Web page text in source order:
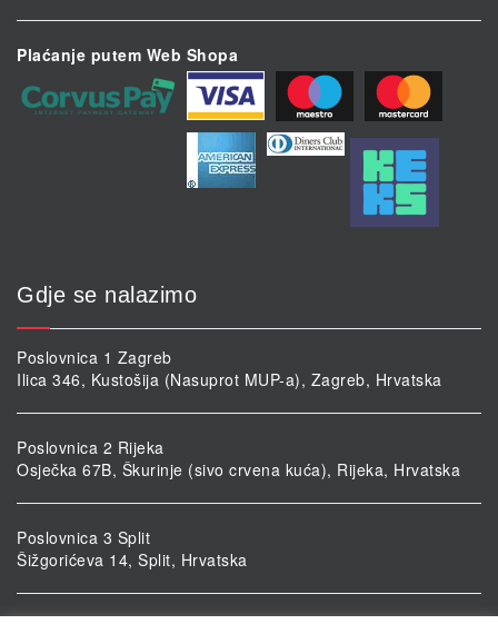
Plaćanje putem Web Shopa
Gdje se nalazimo
Poslovnica 1 Zagreb
Ilica 346, Kustošija (Nasuprot MUP-a), Zagreb, Hrvatska
Poslovnica 2 Rijeka
Osječka 67B, Škurinje (sivo crvena kuća), Rijeka, Hrvatska
Poslovnica 3 Split
Šižgorićeva 14, Split, Hrvatska